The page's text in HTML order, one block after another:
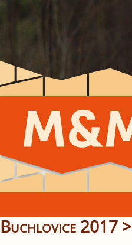
Buchlovice 2017 >